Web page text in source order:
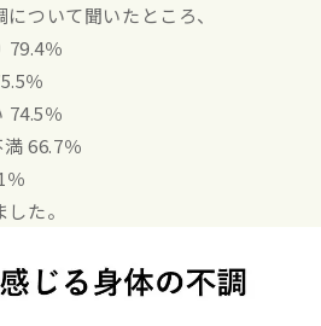
ついて聞いたところ、
79.4％
％
74.5％
66.7％
％
た。